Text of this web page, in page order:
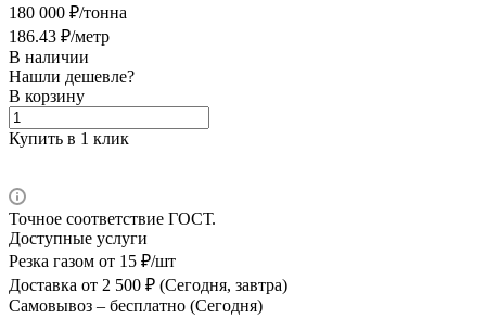
180 000 ₽/тонна
186.43 ₽/метр
В наличии
Нашли дешевле?
В корзину
Купить в 1 клик
Точное соответствие ГОСТ.
Доступные услуги
Резка газом от 15 ₽/шт
Доставка от 2 500 ₽ (Сегодня, завтра)
Самовывоз – бесплатно (Сегодня)